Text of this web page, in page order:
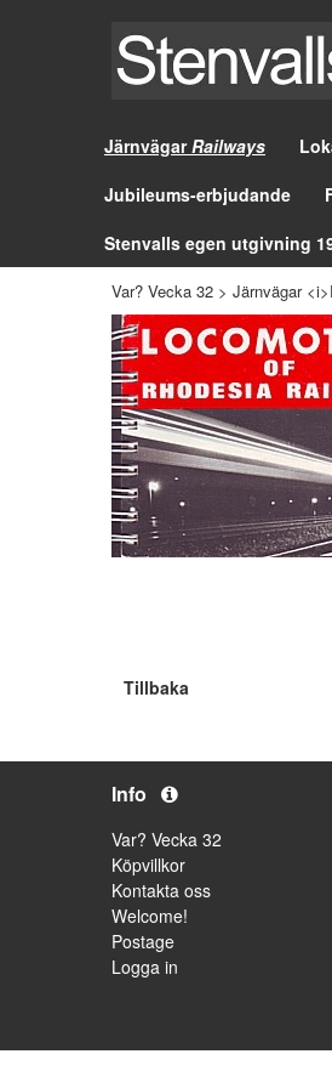
JärnvägarRailways
Jubileums-erbjudande
Stenvalls egen utgivning
Var? Vecka 32 > Järnvägar
Tillbaka
Info
Var? Vecka 32
Köpvillkor
Kontakta oss
Welcome!
Postage
Logga in